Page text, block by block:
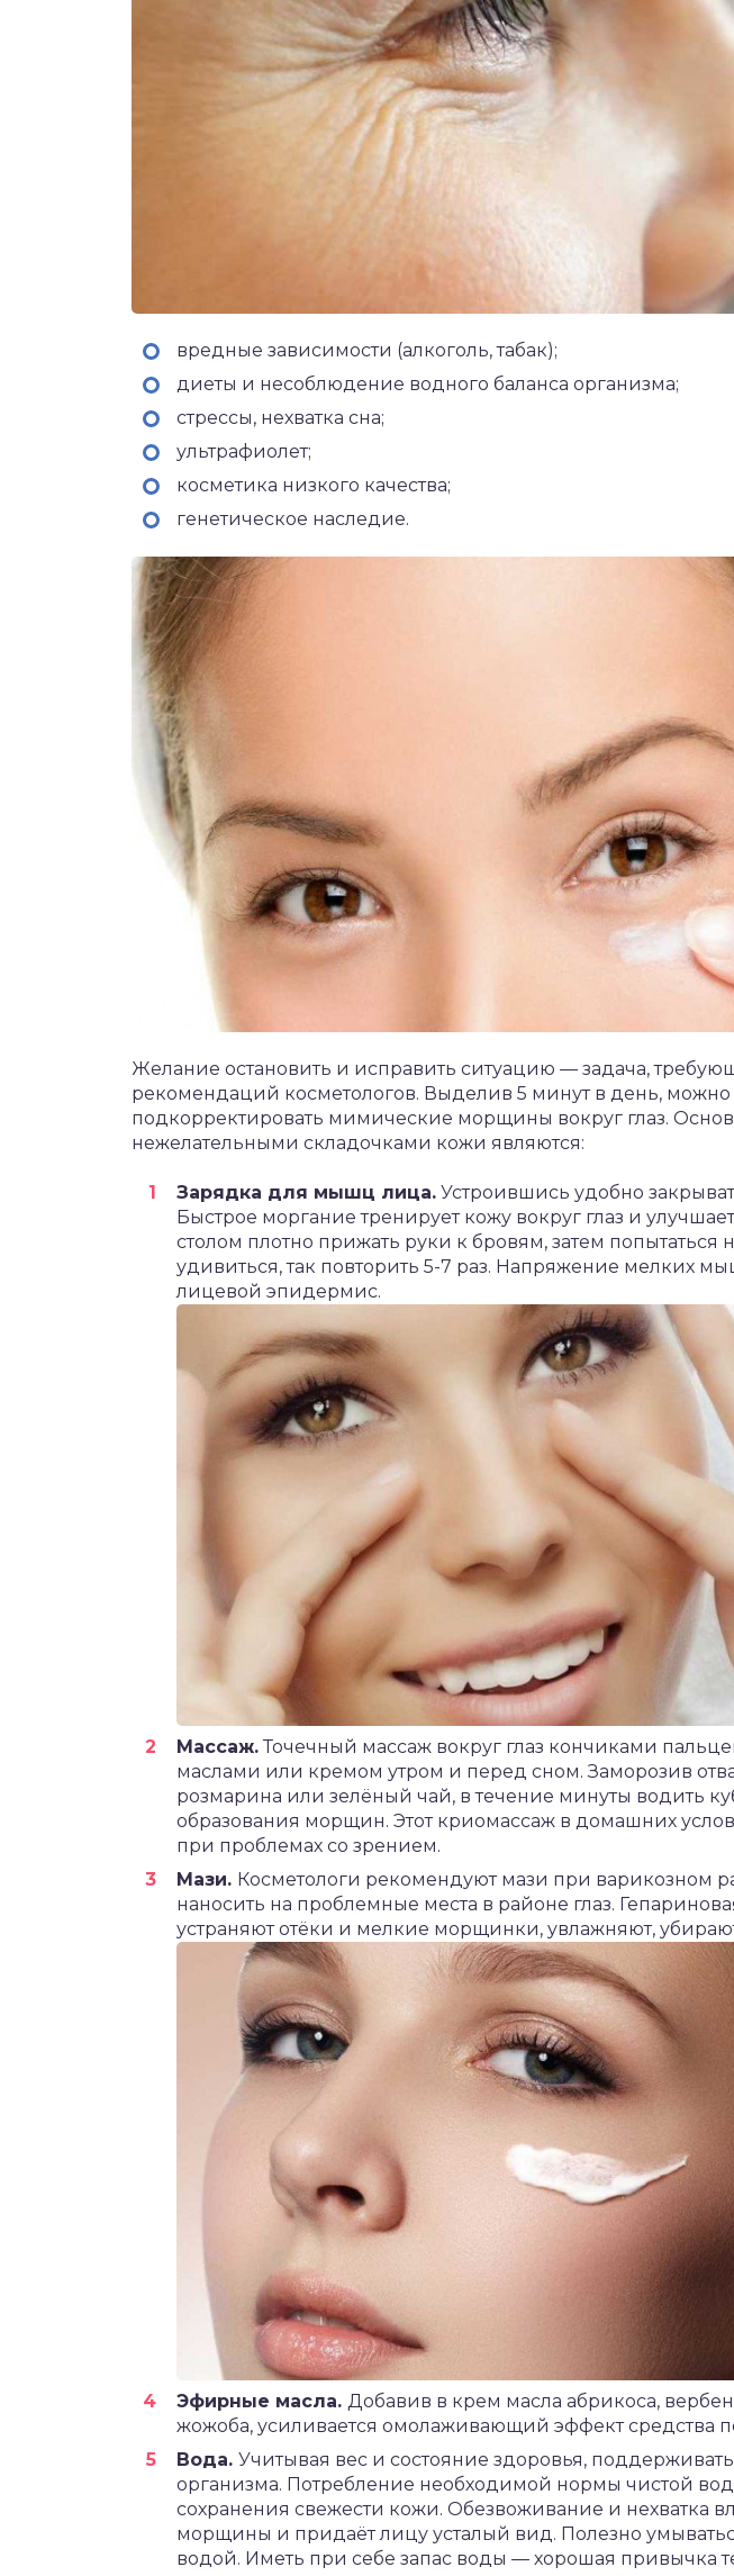
вредные зависимости (алкоголь, табак);
диеты и несоблюдение водного баланса организма;
стрессы, нехватка сна;
ультрафиолет;
косметика низкого качества;
генетическое наследие.
Желание остановить и исправить ситуацию — задача,
рекомендаций косметологов. Выделив 5 минут в день, можно
подкорректировать мимические морщины вокруг глаз.
нежелательными складочками кожи являются:
Зарядка для мышц лица. Устроившись удобно
Быстрое моргание тренирует кожу вокруг глаз и
столом плотно прижать руки к бровям, затем попытаться
удивиться, так повторить 5-7 раз. Напряжение мелких
лицевой эпидермис.
Массаж. Точечный массаж вокруг глаз кончиками
маслами или кремом утром и перед сном. Заморозив
розмарина или зелёный чай, в течение минуты водить
образования морщин. Этот криомассаж в домашних
при проблемах со зрением.
Мази. Косметологи рекомендуют мази при варикозном
наносить на проблемные места в районе глаз.
устраняют отёки и мелкие морщинки, увлажняют,
Эфирные масла. Добавив в крем масла абрикоса,
жожоба, усиливается омолаживающий эффект средства
Вода. Учитывая вес и состояние здоровья,
организма. Потребление необходимой нормы чистой
сохранения свежести кожи. Обезвоживание и нехватка
морщины и придаёт лицу усталый вид. Полезно
водой. Иметь при себе запас воды — хорошая привычка